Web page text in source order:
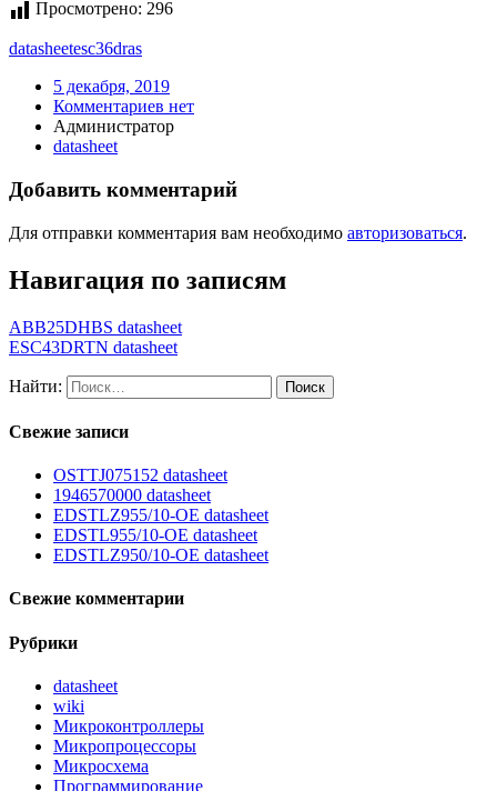
Просмотрено: 296
datasheetesc36dras
5 декабря, 2019
Комментариев нет
Администратор
datasheet
Добавить комментарий
Для отправки комментария вам необходимо авторизоваться.
Навигация по записям
ABB25DHBS datasheet
ESC43DRTN datasheet
Найти:
Свежие записи
OSTTJ075152 datasheet
1946570000 datasheet
EDSTLZ955/10-OE datasheet
EDSTL955/10-OE datasheet
EDSTLZ950/10-OE datasheet
Свежие комментарии
Рубрики
datasheet
wiki
Микроконтроллеры
Микропроцессоры
Микросхема
Программирование